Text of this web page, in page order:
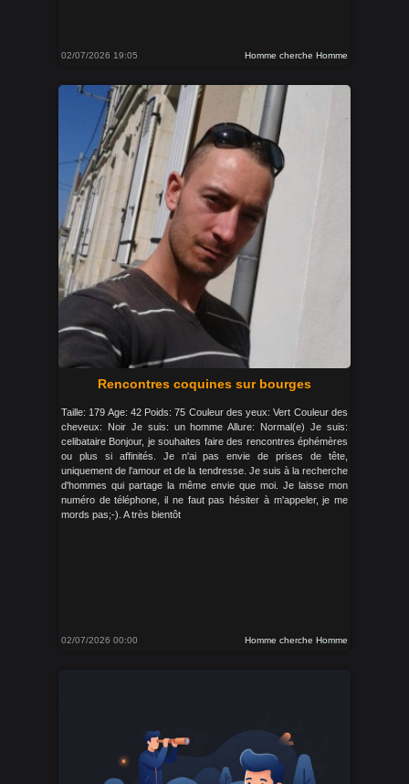
02/07/2026 19:05 Homme cherche Homme
Rencontres coquines sur bourges
Taille: 179 Age: 42 Poids: 75 Couleur des yeux: Vert Couleur des
cheveux: Noir Je suis: un homme Allure: Normal(e) Je suis:
celibataire Bonjour, je souhaites faire des rencontres éphémères
ou plus si affinités. Je n'ai pas envie de prises de tête,
uniquement de l'amour et de la tendresse. Je suis à la recherche
d'hommes qui partage la même envie que moi. Je laisse mon
numéro de téléphone, il ne faut pas hésiter à m'appeler, je me
mords pas;-). A très bientôt
02/07/2026 00:00 Homme cherche Homme